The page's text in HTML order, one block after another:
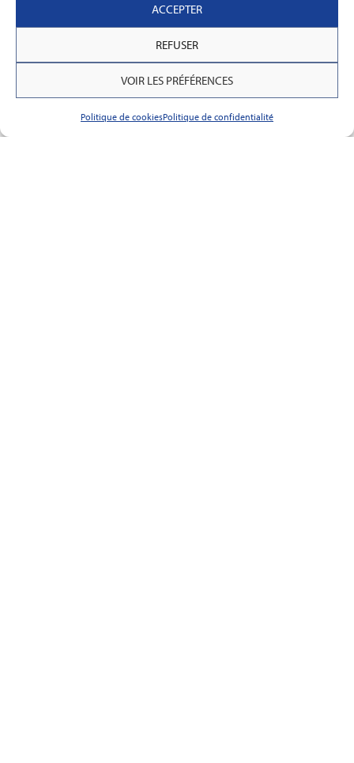
ACCEPTER
REFUSER
VOIR LES PRÉFÉRENCES
Politique de cookiesPolitique de confidentialité